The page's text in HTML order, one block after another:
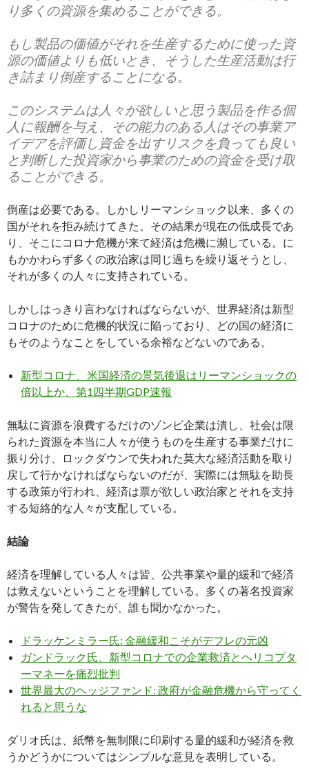
り多くの資源を集めることができる。
もし製品の価値がそれを生産するために使った資
源の価値よりも低いとき、そうした生産活動は行
き詰まり倒産することになる。
このシステムは人々が欲しいと思う製品を作る個
人に報酬を与え、その能力のある人はその事業ア
イデアを評価し資金を出すリスクを負っても良い
と判断した投資家から事業のための資金を受け取
ることができる。
倒産は必要である。しかしリーマンショック以来、多くの
国がそれを拒み続けてきた。その結果が現在の低成長であ
り、そこにコロナ危機が来て経済は危機に瀕している。に
もかかわらず多くの政治家は同じ過ちを繰り返そうとし、
それが多くの人々に支持されている。
しかしはっきり言わなければならないが、世界経済は新型
コロナのために危機的状況に陥っており、どの国の経済に
もそのようなことをしている余裕などないのである。
新型コロナ、米国経済の景気後退はリーマンショックの
倍以上か、第1四半期GDP速報
無駄に資源を浪費するだけのゾンビ企業は潰し、社会は限
られた資源を本当に人々が使うものを生産する事業だけに
振り分け、ロックダウンで失われた莫大な経済活動を取り
戻して行かなければならないのだが、実際には無駄を助長
する政策が行われ、経済は票が欲しい政治家とそれを支持
する短絡的な人々が支配している。
結論
経済を理解している人々は皆、公共事業や量的緩和で経済
は救えないということを理解している。多くの著名投資家
が警告を発してきたが、誰も聞かなかった。
ドラッケンミラー氏: 金融緩和こそがデフレの元凶
ガンドラック氏、新型コロナでの企業救済とヘリコプタ
ーマネーを痛烈批判
世界最大のヘッジファンド: 政府が金融危機から守ってく
れると思うな
ダリオ氏は、紙幣を無制限に印刷する量的緩和が経済を救
うかどうかについてはシンプルな意見を表明している。